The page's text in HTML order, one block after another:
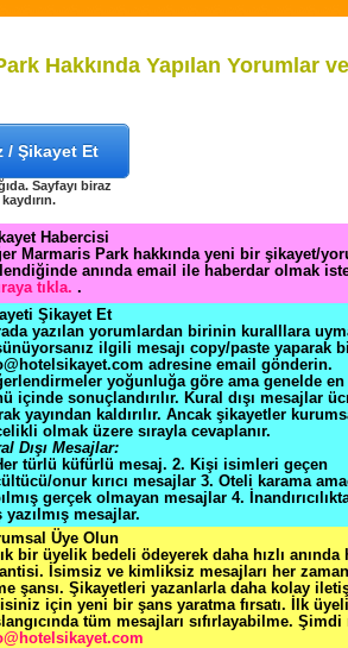
Hakkında Yapılan Yorumlar ve
/ Şikayet Et
Sayfayı biraz
Habercisi
Marmaris Park hakkında yeni bir şikayet/
anında email ile haberdar olmak
tıkla. .
Şikayet Et
yazılan yorumlardan birinin kuralllara
ilgili mesajı copy/paste yaparak
adresine email gönderin.
yoğunluğa göre ama genelde
içinde sonuçlandırılır. Kural dışı mesajlar
yayından kaldırılır. Ancak şikayetler
olmak üzere sırayla cevaplanır.
Dışı Mesajlar:
türlü küfürlü mesaj. 2. Kişi isimleri geçen
onur kırıcı mesajlar 3. Oteli karama
gerçek olmayan mesajlar 4.
yazılmış mesajlar.
Üye Olun
bir üyelik bedeli ödeyerek daha hızlı
İsimsiz ve kimliksiz mesajları her zaman
şansı. Şikayetleri yazanlarla daha kolay
için yeni bir şans yaratma fırsatı. İlk
tüm mesajları sıfırlayabilme. Şimdi